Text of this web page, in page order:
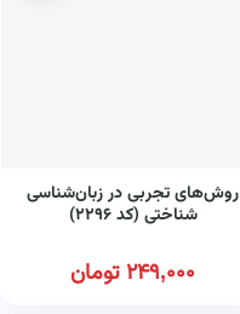
روش‌های تجربی در زبان‌شناسی
شناختی (کد ۲۲۹۶)
249,000تومان